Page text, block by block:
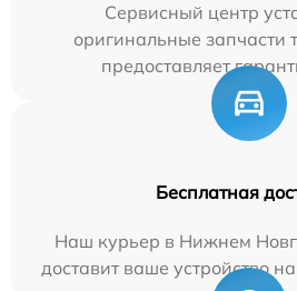
Сервисный центр
оригинальные запчасти
предоставляет
Бесплатная
Наш курьер в Нижнем
доставит ваше устройство